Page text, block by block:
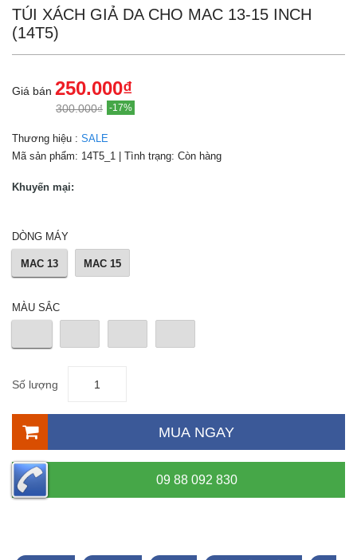
TÚI XÁCH GIẢ DA CHO MAC 13-15 INCH
(14T5)
Giá bán 250.000₫
300.000₫ -17%
Thương hiệu : SALE
Mã sản phẩm: 14T5_1 | Tình trạng: Còn hàng
Khuyến mại:
DÒNG MÁY
MAC 13 MAC 15
MÀU SẮC
Số lượng
MUA NGAY
09 88 092 830